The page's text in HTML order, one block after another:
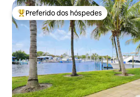
Entre os melhores preferidos dos
Preferido dos hóspedes